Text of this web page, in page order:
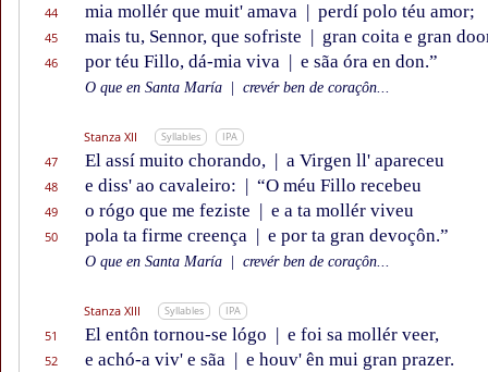
44 mia mollér que muit' amava | perdí polo téu amor;
45 mais tu, Sennor, que sofriste | gran coita e gran
46 por téu Fillo, dá-mia viva | e sãa óra en don.”
O que en Santa María crevér ben de coraçôn...
Stanza XII Syllables IPA
47 El assí muito chorando, | a Virgen ll' apareceu
48 e diss' ao cavaleiro: | “O méu Fillo recebeu
49 o rógo que me feziste | e a ta mollér viveu
50 pola ta firme creença | e por ta gran devoçôn.”
O que en Santa María crevér ben de coraçôn...
Stanza XIII Syllables IPA
51 El entôn tornou-se lógo | e foi sa mollér veer,
52 e achó-a viv' e sãa | e houv' ên mui gran prazer.